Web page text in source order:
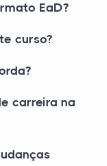
EaD?
curso?
carreira na